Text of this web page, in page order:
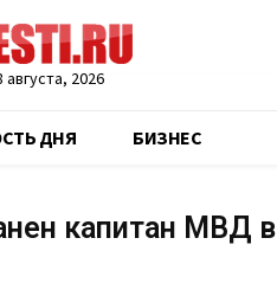
2026
ДНЯ БИЗНЕС
капитан МВД в